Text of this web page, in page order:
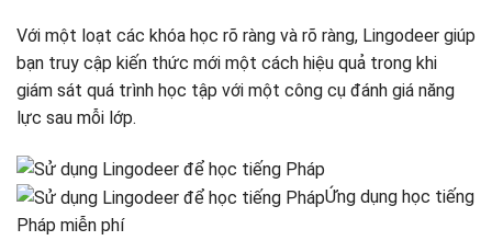
Với một loạt các khóa học rõ ràng và rõ ràng, Lingodeer giúp
bạn truy cập kiến ​​thức mới một cách hiệu quả trong khi
giám sát quá trình học tập với một công cụ đánh giá năng
lực sau mỗi lớp.
Ứng dụng học tiếng
Pháp miễn phí